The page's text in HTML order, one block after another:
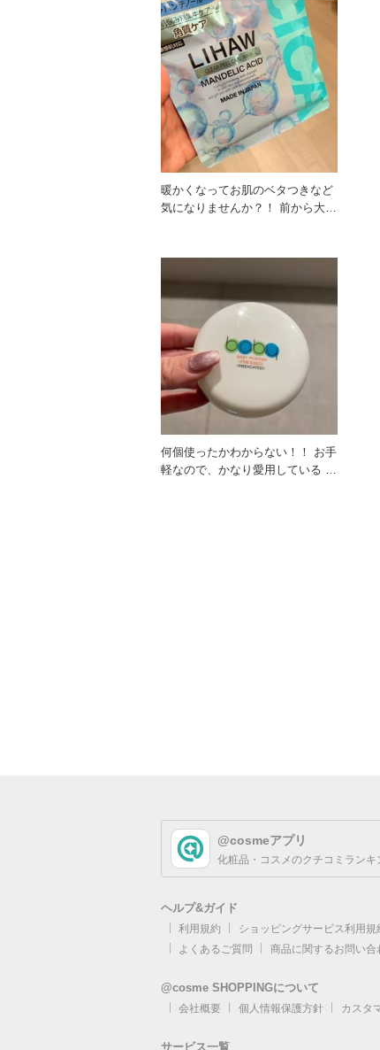
暖かくなってお肌のベタつきなど
気になりませんか？！ 前から大フ
何個使ったかわからない！！ お手
軽なので、かなり愛用している ロ
@cosmeアプリ
化粧品・コスメのクチコミランキ
ヘルプ&ガイド
利用規約 ショッピングサービス利用規
よくあるご質問
商品に関するお問い合
@cosme SHOPPINGについて
会社概要 個人情報保護方針 カスタ
サービス一覧